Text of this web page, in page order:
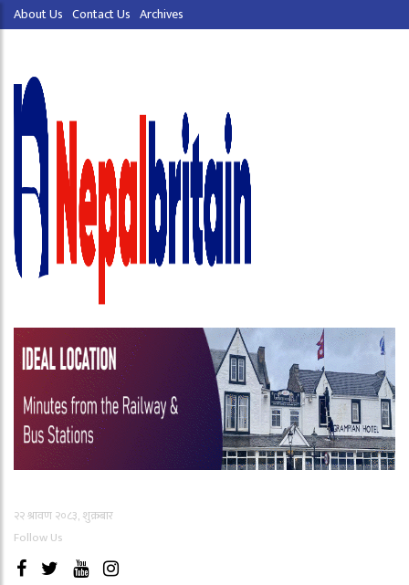
About Us Contact Us Archives
२२ श्रावण २०८३, शुक्रबार
Follow Us